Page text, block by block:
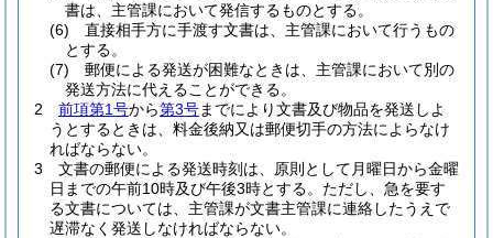
書は、主管課において発信するものとする。
(6)
直接相手方に手渡す文書は、主管課において行うもの
とする。
(7)
郵便による発送が困難なときは、主管課において別の
発送方法に代えることができる。
2
前項第1号から第3号までにより文書及び物品を発送しよ
うとするときは、料金後納又は郵便切手の方法によらなけ
ればならない。
3
文書の郵便による発送時刻は、原則として月曜日から金曜
日までの午前10時及び午後3時とする。 ただし、急を要す
る文書については、主管課が文書主管課に連絡したうえで
遅滞なく発送しなければならない。